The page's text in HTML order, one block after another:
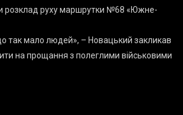
розклад руху маршрутки №68 «Южне-
так мало людей», – Новацький закликав
на прощання з полеглими військовими